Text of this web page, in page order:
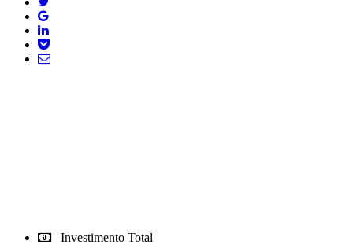
Investimento Total